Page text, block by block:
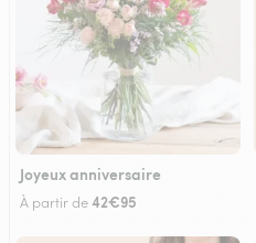
Joyeux anniversaire
À partir de42€95